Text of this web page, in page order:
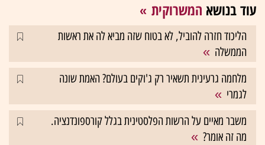
עוד בנושא המשרוקית
הליכוד חזרה להוביל, לא בטוח שזה מביא לה את ראשות
הממשלה
מלחמה גרעינית תשאיר רק ג'וקים בעולם? האמת שונה
לגמרי
משבר מאיים על הרשות הפלסטינית בגלל קורספונדנציה.
מה זה אומר?